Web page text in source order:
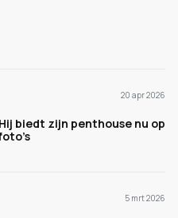
20 apr 2026
biedt zijn penthouse nu op
5 mrt 2026